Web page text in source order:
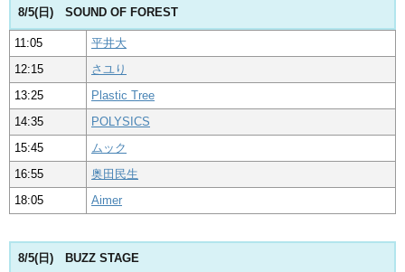
8/5(日) SOUND OF FOREST
11:05
平井大
12:15
さユり
13:25
Plastic Tree
14:35
POLYSICS
15:45
ムック
16:55
奥田民生
18:05
Aimer
8/5(日) BUZZ STAGE